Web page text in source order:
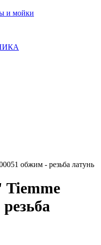
и мойки
обжим - резьба латунь
Tiemme